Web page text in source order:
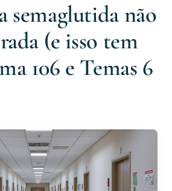
semaglutida não
(e isso tem
106 e Temas 6